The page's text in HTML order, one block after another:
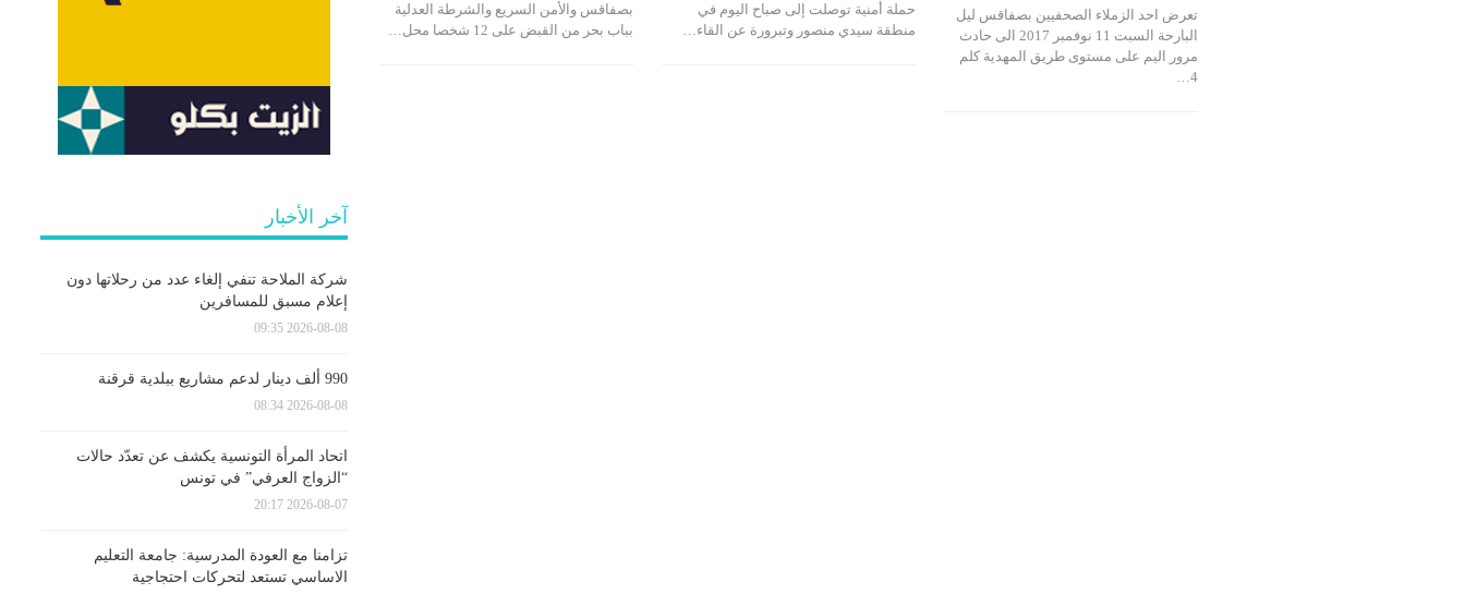
تعرض احد الزملاء الصحفيين بصفاقس ليل
البارحة السبت 11 نوفمبر 2017 الى حادث
مرور اليم على مستوى طريق المهدية كلم
4…
حملة أمنية توصلت إلى صباح اليوم في
منطقة سيدي منصور وتبرورة عن القاء…
بصفاقس والأمن السريع والشرطة العدلية
بباب بحر من القبض على 12 شخصا محل…
آخر الأخبار
شركة الملاحة تنفي إلغاء عدد من رحلاتها دون
إعلام مسبق للمسافرين
2026-08-08 09:35
990 ألف دينار لدعم مشاريع ببلدية قرقنة
2026-08-08 08:34
اتحاد المرأة التونسية يكشف عن تعدّد حالات
“الزواج العرفي” في تونس
2026-08-07 20:17
تزامنا مع العودة المدرسية: جامعة التعليم
الاساسي تستعد لتحركات احتجاجية